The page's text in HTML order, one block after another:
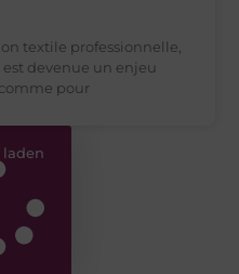
textile professionnelle,
devenue un enjeu
pour
laden